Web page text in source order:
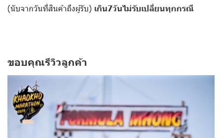
(นับจากวันที่สินค้าถึงผู้รับ) เกิน7วันไม่รับเปลี่ยนทุกกรณี
ขอบคุณรีวิวลูกค้า